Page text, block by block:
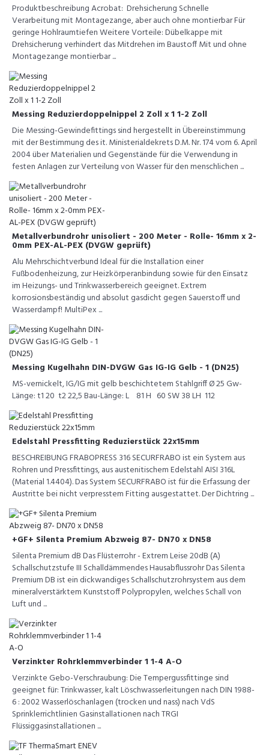
Produktbeschreibung Acrobat: Drehsicherung Schnelle
Verarbeitung mit Montagezange, aber auch ohne montierbar Für
geringe Hohlraumtiefen Weitere Vorteile: Dübelkappe mit
Drehsicherung verhindert das Mitdrehen im Baustoff Mit und ohne
Montagezange montierbar ...
Messing Reduzierdoppelnippel 2 Zoll x 1 1-2 Zoll
Die Messing-Gewindefittings sind hergestellt in Übereinstimmung
mit der Bestimmung des it. Ministerialdekrets D.M. Nr. 174 vom 6. April
2004 über Materialien und Gegenstände für die Verwendung in
festen Anlagen zur Verteilung von Wasser für den menschlichen ...
Metallverbundrohr unisoliert - 200 Meter - Rolle- 16mm x 2-
0mm PEX-AL-PEX (DVGW geprüft)
Alu Mehrschichtverbund Ideal für die Installation einer
Fußbodenheizung, zur Heizkörperanbindung sowie für den Einsatz
im Heizungs- und Trinkwasserbereich geeignet. Extrem
korrosionsbeständig und absolut gasdicht gegen Sauerstoff und
Wasserdampf! MultiPex ...
Messing Kugelhahn DIN-DVGW Gas IG-IG Gelb - 1 (DN25)
MS-vernickelt, IG/IG mit gelb beschichtetem Stahlgriff Ø 25 Gw-
Länge: t1 20 t2 22,5 Bau-Länge: L 81 H 60 SW 38 LH 112
Edelstahl Pressfitting Reduzierstück 22x15mm
BESCHREIBUNG FRABOPRESS 316 SECURFRABO ist ein System aus
Rohren und Pressfittings, aus austenitischem Edelstahl AISI 316L
(Material 1.4404). Das System SECURFRABO ist für die Erfassung der
Austritte bei nicht verpresstem Fitting ausgestattet. Der Dichtring ...
+GF+ Silenta Premium Abzweig 87- DN70 x DN58
Silenta Premium dB Das Flüsterrohr - Extrem Leise 20dB (A)
Schallschutzstufe III Schalldämmendes Hausabflussrohr Das Silenta
Premium DB ist ein dickwandiges Schallschutzrohrsystem aus dem
mineralverstärktem Kunststoff Polypropylen, welches Schall von
Luft und ...
Verzinkter Rohrklemmverbinder 1 1-4 A-O
Verzinkte Gebo-Verschraubung: Die Tempergussfittinge sind
geeignet für: Trinkwasser, kalt Löschwasserleitungen nach DIN 1988-
6 : 2002 Wasserlöschanlagen (trocken und nass) nach VdS
Sprinklerrichtlinien Gasinstallationen nach TRGI
Flüssiggasinstallationen ...